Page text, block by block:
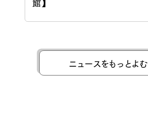
ニュースをもっとよむ